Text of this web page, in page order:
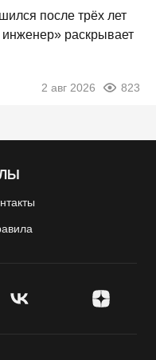
после трёх лет
инженер» раскрывает
2 авг 2026 823